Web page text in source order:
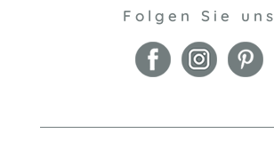
Folgen Sie uns